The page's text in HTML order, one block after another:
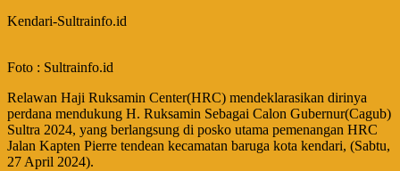
Kendari-Sultrainfo.id
Foto : Sultrainfo.id
Relawan Haji Ruksamin Center(HRC) mendeklarasikan dirinya
perdana mendukung H. Ruksamin Sebagai Calon Gubernur(Cagub)
Sultra 2024, yang berlangsung di posko utama pemenangan HRC
Jalan Kapten Pierre tendean kecamatan baruga kota kendari, (Sabtu,
27 April 2024).